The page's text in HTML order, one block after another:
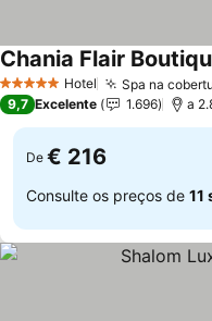
5 Estrelas Hotel Spa na
Ver preços
9,7 Excelente 1.696 a
De € 216
Consulte os preços de 11